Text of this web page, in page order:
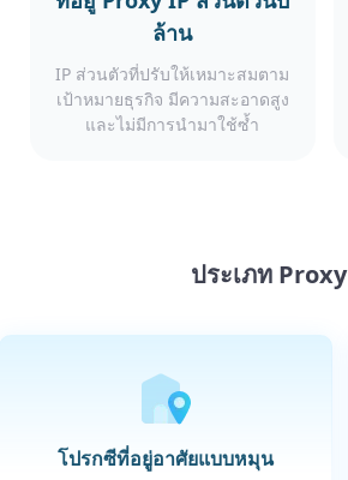
ล้าน
IP ส่วนตัวที่ปรับให้เหมาะสมตาม
เป้าหมายธุรกิจ มีความสะอาดสูง
และไม่มีการนำมาใช้ซ้ำ
ประเภท Proxy
โปรกซีที่อยู่อาศัยแบบหมุน